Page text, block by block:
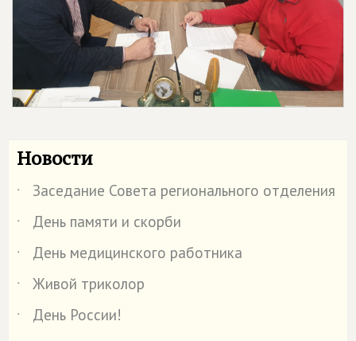
Новости
˙
Заседание Совета регионального отделения
˙
День памяти и скорби
˙
День медицинского работника
˙
Живой триколор
˙
День России!